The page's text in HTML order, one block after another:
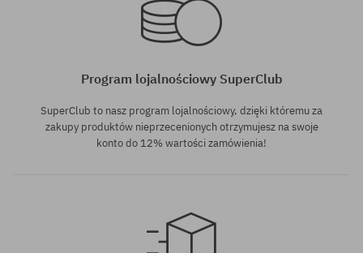
Program lojalnościowy SuperClub
SuperClub to nasz program lojalnościowy, dzięki któremu za
zakupy produktów nieprzecenionych otrzymujesz na swoje
konto do 12% wartości zamówienia!